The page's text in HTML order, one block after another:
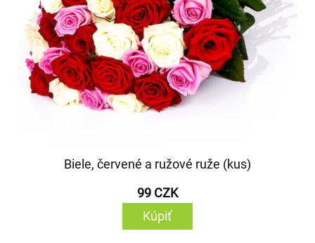
Biele, červené a ružové ruže (kus)
99 CZK
Kúpiť